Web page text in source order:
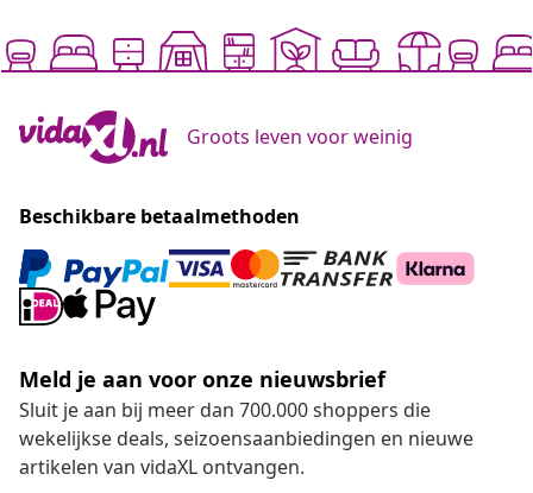
Groots leven voor weinig
Beschikbare betaalmethoden
Meld je aan voor onze nieuwsbrief
Sluit je aan bij meer dan 700.000 shoppers die
wekelijkse deals, seizoensaanbiedingen en nieuwe
artikelen van vidaXL ontvangen.